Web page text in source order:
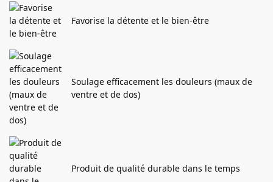
Favorise la détente et le bien-être
Soulage efficacement les douleurs (maux de
ventre et de dos)
Produit de qualité durable dans le temps